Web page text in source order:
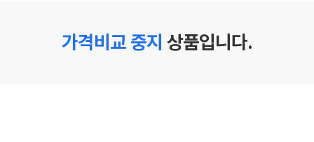
가격비교 중지 상품입니다.